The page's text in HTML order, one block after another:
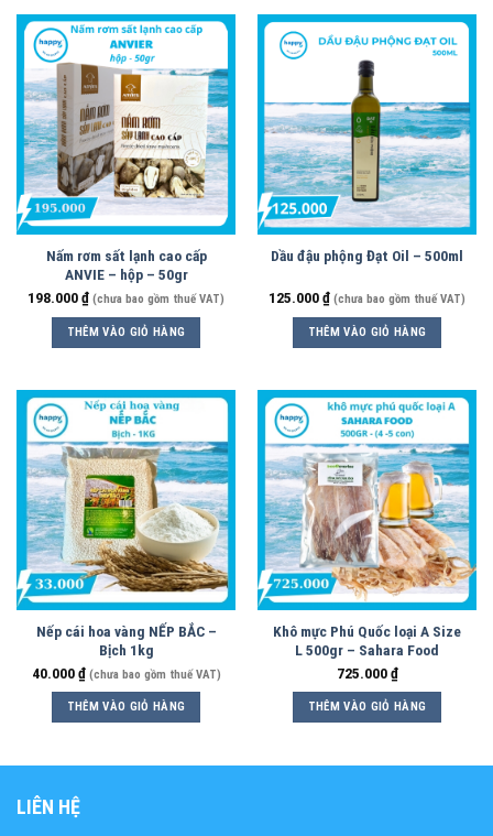
Nấm rơm sất lạnh cao cấp
ANVIE – hộp – 50gr
198.000₫ (chưa bao gồm thuế VAT)
THÊM VÀO GIỎ HÀNG
Dầu đậu phộng Đạt Oil – 500ml
125.000₫ (chưa bao gồm thuế VAT)
THÊM VÀO GIỎ HÀNG
Nếp cái hoa vàng NẾP BẮC –
Bịch 1kg
40.000₫ (chưa bao gồm thuế VAT)
THÊM VÀO GIỎ HÀNG
Khô mực Phú Quốc loại A Size
L 500gr – Sahara Food
725.000₫
THÊM VÀO GIỎ HÀNG
LIÊN HỆ